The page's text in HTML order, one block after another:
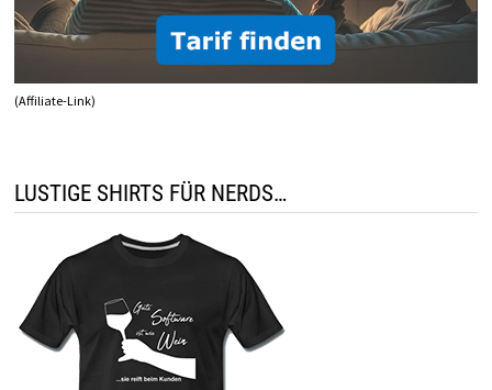
(Affiliate-Link)
LUSTIGE SHIRTS FÜR NERDS…